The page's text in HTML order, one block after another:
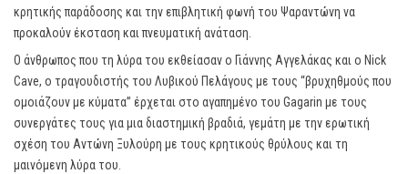
κρητικής παράδοσης και την επιβλητική φωνή του Ψαραντώνη να
προκαλούν έκσταση και πνευματική ανάταση.
Ο άνθρωπος που τη λύρα του εκθείασαν ο Γιάννης Αγγελάκας και ο Nick
Cave, ο τραγουδιστής του Λυβικού Πελάγους με τους “βρυχηθμούς που
ομοιάζουν με κύματα” έρχεται στο αγαπημένο του Gagarin με τους
συνεργάτες τους για μια διαστημική βραδιά, γεμάτη με την ερωτική
σχέση του Αντώνη Ξυλούρη με τους κρητικούς θρύλους και τη
μαινόμενη λύρα του.